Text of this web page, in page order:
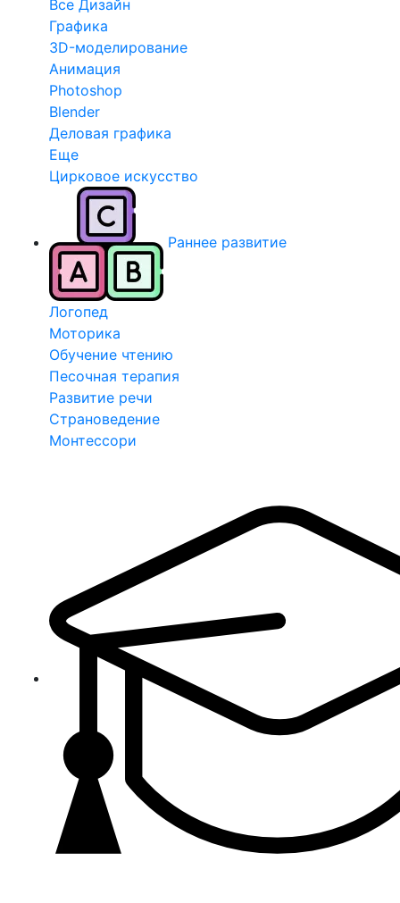
Все Дизайн
Графика
3D-моделирование
Анимация
Photoshop
Blender
Деловая графика
Еще
Цирковое искусство
Раннее развитие
Логопед
Моторика
Обучение чтению
Песочная терапия
Развитие речи
Страноведение
Монтессори